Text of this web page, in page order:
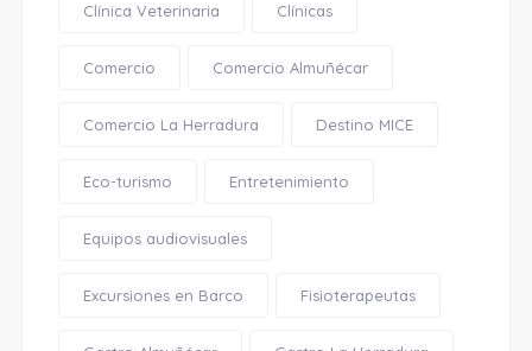
Clínica Veterinaria Clínicas
Comercio Comercio Almuñécar
Comercio La Herradura Destino MICE
Eco-turismo Entretenimiento
Equipos audiovisuales
Excursiones en Barco Fisioterapeutas